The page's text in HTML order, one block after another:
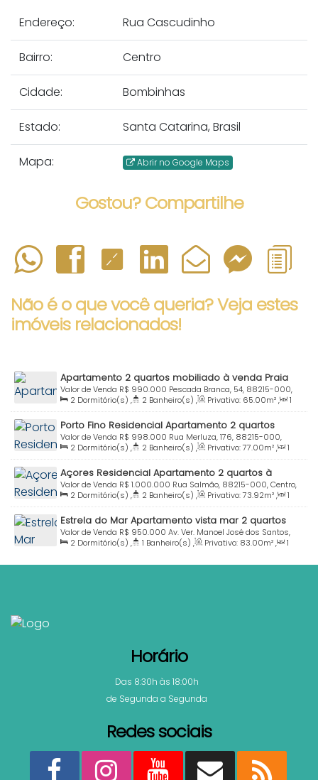
Endereço: Rua Cascudinho
Bairro: Centro
Cidade: Bombinhas
Estado: Santa Catarina, Brasil
Mapa: Abrir no Google Maps
Gostou? Compartilhe
Não é o que você queria? Veja estes
imóveis relacionados!
Apartamento 2 quartos mobiliado à venda Praia
Centro Bombinhas SC
R$ 990.000
Valor de Venda
Pescada Branca, 54, 88215-000,
Centro, Bombinhas, Santa Catarina, Brasil
2 Dormitório(s) , 2 Banheiro(s) , Privativo: 65.00m²,
1
Sala(s) , 1 Suíte(s), Total:90.00m² , 2 Vaga(s) ,
Útil:
65.00m²
Porto Fino Residencial Apartamento 2 quartos
mobiliado à venda Praia Bombinhas SC
R$ 998.000
Valor de Venda
Rua Merluza, 176, 88215-000,
Centro, Bombinhas, Santa Catarina, Brasil
2 Dormitório(s) , 2 Banheiro(s) , Privativo:77.00m²,
1
Sala(s) , 1 Suíte(s), Total:77.00m² , 1 Vaga(s) , 200m
Distância do Mar, Útil: 77.00m²
Açores Residencial Apartamento 2 quartos à
venda Praia Centro Bombinhas SC
R$ 1.000.000
Valor de Venda
Rua Salmão, 88215-000, Centro,
Bombinhas, Santa Catarina, Brasil
2 Dormitório(s) , 2 Banheiro(s) , Privativo:73.92m²,
1
Sala(s) , 1 Suíte(s), Total:90.42m², 1Vaga(s),
Útil:
73.92m²
Estrela do Mar Apartamento vista mar 2 quartos
Praia Centro Bombinhas SC
R$ 950.000
Valor de Venda
Av. Ver. Manoel José dos Santos,
1004, 401 B, 88215-000, Centro, Bombinhas, Santa Catarina,
2 Dormitório(s) , 1 Banheiro(s) , Privativo: 83.00m²,
1
Útil:83.00m²
Horário
Das 8:30h às 18:00h
de Segunda a Segunda
Redes sociais